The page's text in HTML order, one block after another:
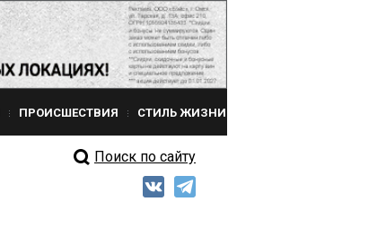
ПРОИСШЕСТВИЯ СТИЛЬ ЖИЗНИ
Поиск по сайту